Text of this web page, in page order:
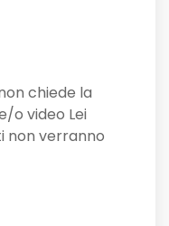
chiede la
o video Lei
non verranno